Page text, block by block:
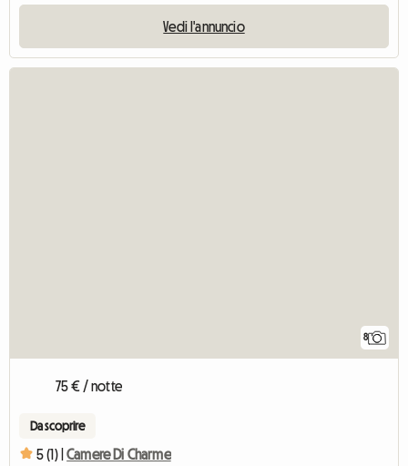
Vedi l'annuncio
8
75 € / notte
Da scoprire
5 (1) | Camere Di Charme